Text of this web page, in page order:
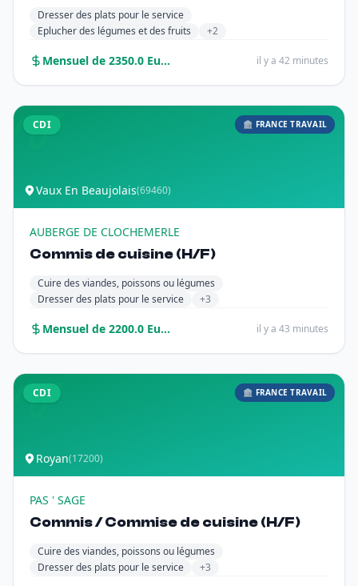
Dresser des plats pour le service
Eplucher des légumes et des fruits
+2
Mensuel de 2350.0 Euros sur 12 mois il y a 42 minutes
CDI 🏛️ FRANCE TRAVAIL
Vaux En Beaujolais(69460)
AUBERGE DE CLOCHEMERLE
Commis de cuisine (H/F)
Cuire des viandes, poissons ou légumes
Dresser des plats pour le service
+3
Mensuel de 2200.0 Euros à 2300.0 Euros sur 12.0 mois il y a 43 minutes
CDI 🏛️ FRANCE TRAVAIL
Royan(17200)
PAS ' SAGE
Commis / Commise de cuisine (H/F)
Cuire des viandes, poissons ou légumes
Dresser des plats pour le service
+3